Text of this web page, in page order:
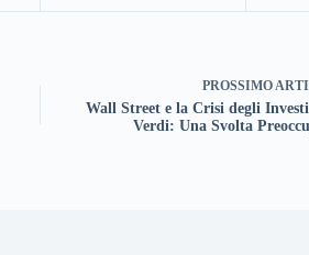
PROSSIMO
Wall Street e la Crisi degli
Verdi: Una Svolta